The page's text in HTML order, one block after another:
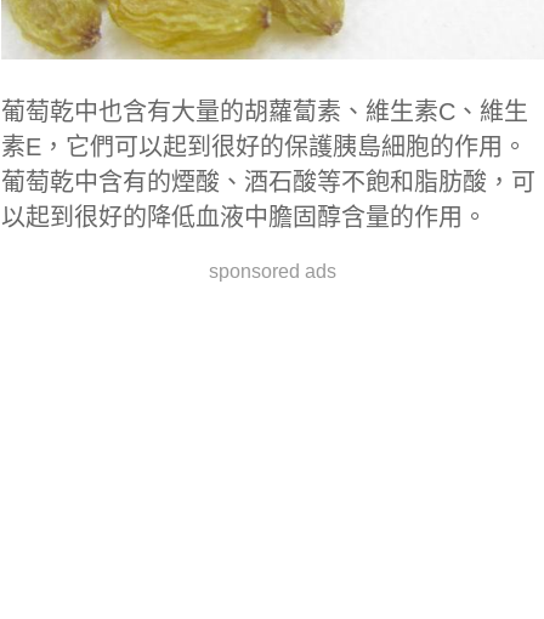
葡萄乾中也含有大量的胡蘿蔔素、維生素C、維生
素E，它們可以起到很好的保護胰島細胞的作用。
葡萄乾中含有的煙酸、酒石酸等不飽和脂肪酸，可
以起到很好的降低血液中膽固醇含量的作用。
sponsored ads